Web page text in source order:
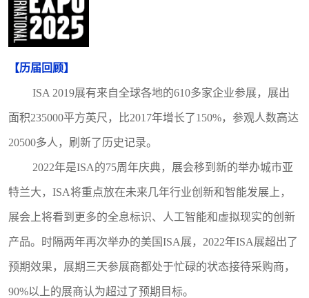
【历届 回顾】
ISA 2019展有来自全球各地的610多家企业参展，展出
面积235000平方英尺，比2017年增长了150%，参观人数高达
20500多人，刷新了历史记录。
2022年是ISA的75周年庆典，展会移到新的举办城市亚
特兰大，ISA将重点放在未来几年行业创新和智能发展上，
展会上将看到更多的全息标识、人工智能和虚拟现实的创新
产品。时隔两年再次举办的美国ISA展，2022年ISA展超出了
预期效果，展期三天参展商都处于忙碌的状态接待采购商，
90%以上的展商认为超过了预期目标。